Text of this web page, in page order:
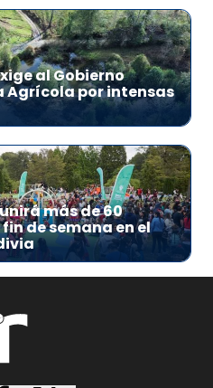
al Gobierno
Agrícola por intensas
más de 60
de semana en el